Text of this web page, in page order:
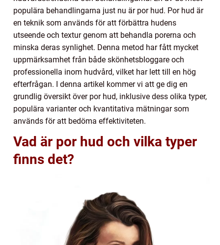
populära behandlingarna just nu är por hud. Por hud är
en teknik som används för att förbättra hudens
utseende och textur genom att behandla porerna och
minska deras synlighet. Denna metod har fått mycket
uppmärksamhet från både skönhetsbloggare och
professionella inom hudvård, vilket har lett till en hög
efterfrågan. I denna artikel kommer vi att ge dig en
grundlig översikt över por hud, inklusive dess olika typer,
populära varianter och kvantitativa mätningar som
används för att bedöma effektiviteten.
Vad är por hud och vilka typer
finns det?